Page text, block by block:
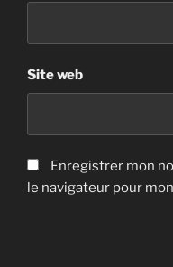
Site web
Enregistrer mon
le navigateur pour